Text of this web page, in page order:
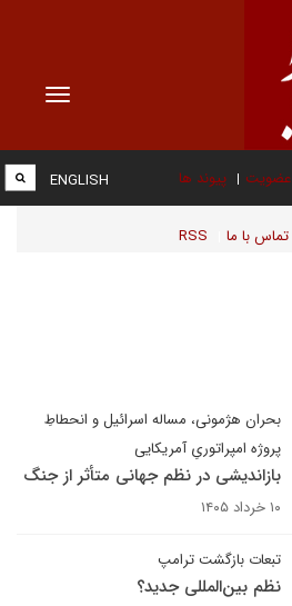
Toggle
عضویت پیوند ها
تماس با ما RSS
ENGLISH
بحران هژمونی، مساله اسرائیل و انحطاطِ
پروژه امپراتوریِ آمریکایی
بازاندیشی در نظم جهانی متأثر از جنگ
۱۰ خرداد ۱۴۰۵
تبعات بازگشت ترامپ
نظم بین‌المللی جدید؟